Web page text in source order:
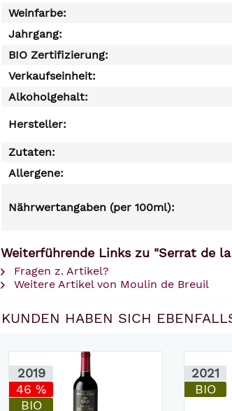
Weinfarbe:
Jahrgang:
BIO Zertifizierung:
Verkaufseinheit:
Alkoholgehalt:
Hersteller:
Zutaten:
Allergene:
Nährwertangaben (per 100ml):
Weiterführende Links zu "Serrat de
Fragen z. Artikel?
Weitere Artikel von Moulin de Breuil
KUNDEN HABEN SICH
2019
46 %
BIO
2021
BIO